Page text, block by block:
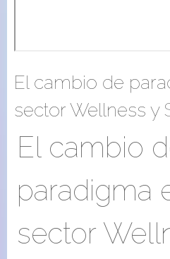
El cambio de
sector Wellness y
El cambio
paradigma
sector